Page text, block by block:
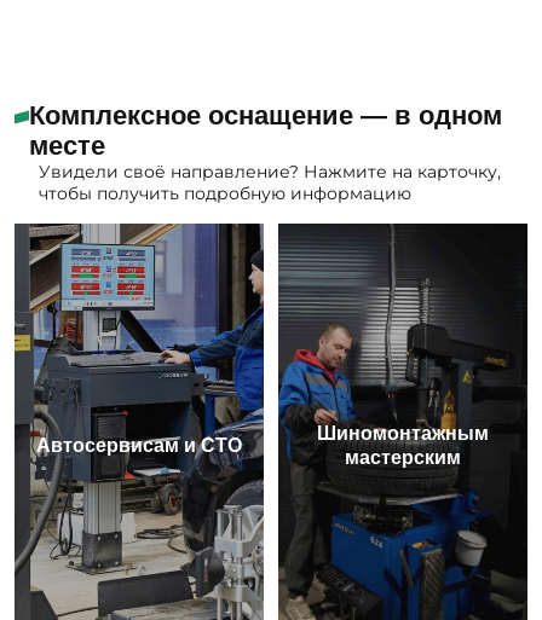
Комплексное оснащение — в одном
месте
Увидели своё направление? Нажмите на карточку,
чтобы получить подробную информацию
Автосервисам и СТО
Шиномонтажным
мастерским